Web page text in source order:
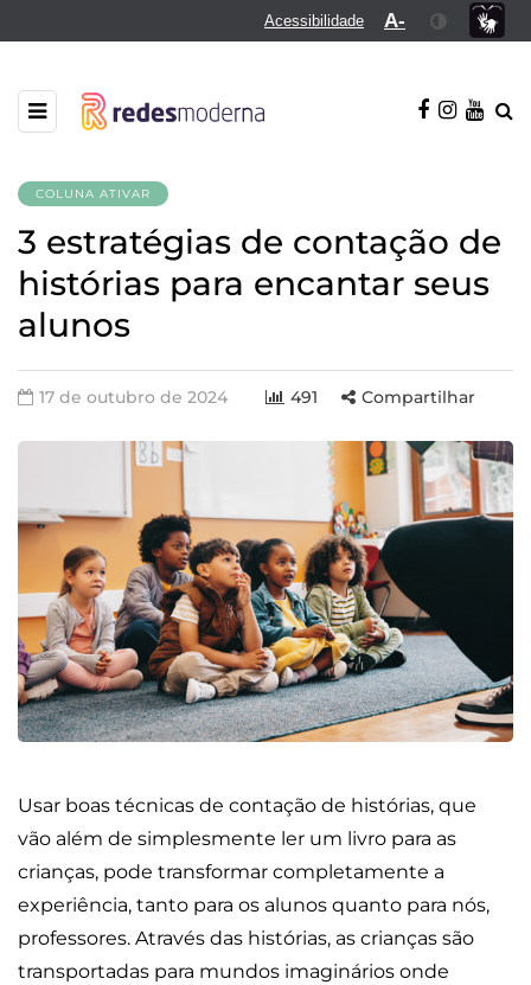
Acessibilidade A-
COLUNA ATIVAR
3 estratégias de contação de
histórias para encantar seus
alunos
17 de outubro de 2024 491 Compartilhar
Usar boas técnicas de contação de histórias, que
vão além de simplesmente ler um livro para as
crianças, pode transformar completamente a
experiência, tanto para os alunos quanto para nós,
professores. Através das histórias, as crianças são
transportadas para mundos imaginários onde